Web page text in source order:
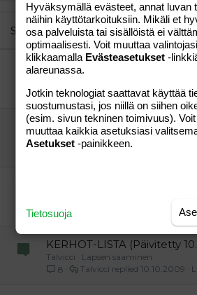
22
26
Times New Roman
Trebuchet MS
Verdana
Similar threads
ystäviä kuusamo/oulu ymp...
2
15.02.2005
äippä 85
KERHOT-LISTA(Päivitetty
Talvicci
Aihe vapaa
vieras
2
29.12.2011
KERHOT-LISTA (Päivitetty
Talvicci
Lapsen saaminen
8
10.10.2009
Talvicci
Hyväksymällä evästeet, annat luvan
näihin käyttötarkoituksiin. Mikäli et
osa palveluista tai sisällöistä ei
optimaalisesti. Voit muuttaa
klikkaamalla Evästeasetukset -
alareunassa.
Jotkin teknologiat saattavat käyttää
suostumustasi, jos niillä on siihen
(esim. sivun tekninen toimivuus).
muuttaa kaikkia asetuksiasi
Asetukset -painikkeen.
Tietosuoja